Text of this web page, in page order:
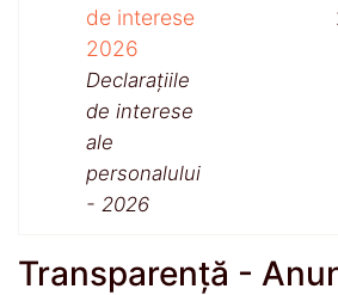
de interese
2026
Declarațiile
de interese
ale
personalului
- 2026
Transparență -